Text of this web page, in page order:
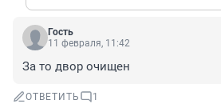
Гость
11 февраля, 11:42
За то двор очищен
ОТВЕТИТЬ 1